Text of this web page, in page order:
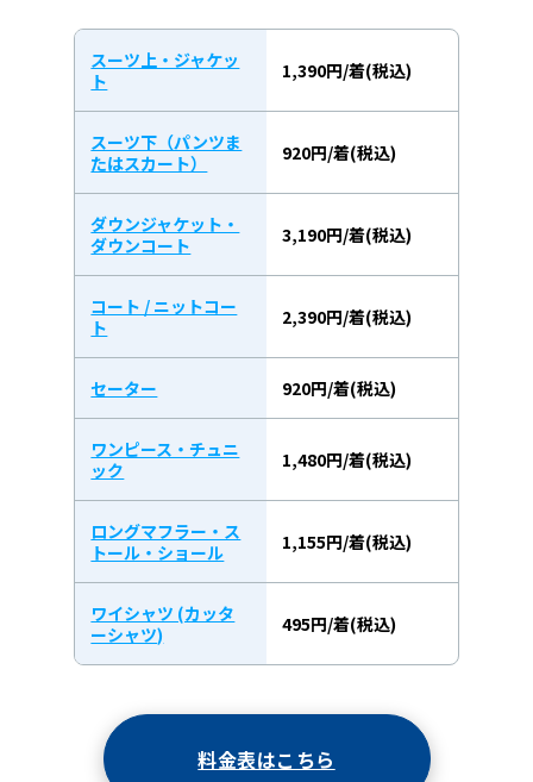
スーツ上・ジャケッ
ト
1,390円/着(税込)
スーツ下（パンツま
たはスカート）
920円/着(税込)
ダウンジャケット・
ダウンコート
3,190円/着(税込)
コート / ニットコー
ト
2,390円/着(税込)
セーター 920円/着(税込)
ワンピース・チュニ
ック
1,480円/着(税込)
ロングマフラー・ス
トール・ショール
1,155円/着(税込)
ワイシャツ (カッタ
ーシャツ)
495円/着(税込)
料金表はこちら